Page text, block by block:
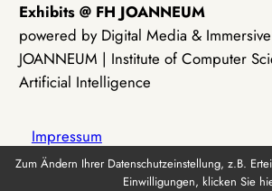
Exhibits @ FH JOANNEUM
powered by Digital Media &
JOANNEUM | Institute of Computer
Artificial Intelligence
Impressum
Zum Ändern Ihrer Datenschutzeinstellung, z.B.
Einwilligungen, klicken Sie